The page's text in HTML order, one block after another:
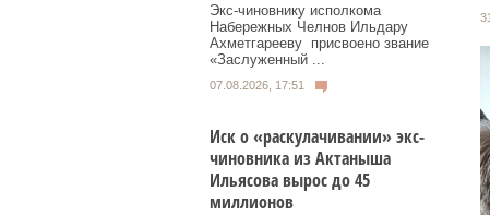
Экс‑чиновнику исполкома
Набережных Челнов Ильдару
Ахметгарееву присвоено звание
«Заслуженный ...
07.08.2026, 17:51
Иск о «раскулачивании» экс-
чиновника из Актаныша
Ильясова вырос до 45
миллионов